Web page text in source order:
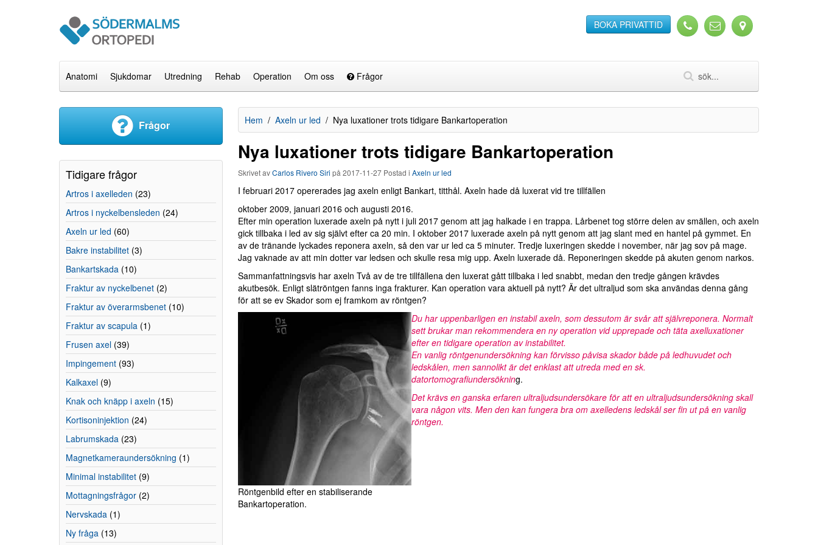
BOKA PRIVATTID
Anatomi Sjukdomar Utredning Rehab Operation Om oss Frågor
Hem Axeln ur led Nya luxationer trots tidigare Bankartoperation
Nya luxationer trots tidigare Bankartoperation
Skrivet avCarlos Rivero Siri på 2017-11-27Postad i Axeln ur led
I februari 2017 opererades jag axeln enligt Bankart, titthål. Axeln hade då luxerat vid tre tillfällen
oktober 2009, januari 2016 och augusti 2016.
Efter min operation luxerade axeln på nytt i juli 2017 genom att jag halkade i en trappa. Lårbenet tog större delen av smällen, och axeln
gick tillbaka i led av sig självt efter ca 20 min. I oktober 2017 luxerade axeln på nytt genom att jag slant med en hantel på gymmet. En
av de tränande lyckades reponera axeln, så den var ur led ca 5 minuter. Tredje luxeringen skedde i november, när jag sov på mage.
Jag vaknade av att min dotter var ledsen och skulle resa mig upp. Axeln luxerade då. Reponeringen skedde på akuten genom narkos.
Sammanfattningsvis har axeln Två av de tre tillfällena den luxerat gått tillbaka i led snabbt, medan den tredje gången krävdes
akutbesök. Enligt slätröntgen fanns inga frakturer. Kan operation vara aktuell på nytt? Är det ultraljud som ska användas denna gång
för att se ev Skador som ej framkom av röntgen?
Röntgenbild efter en stabiliserande
Bankartoperation.
Du har uppenbarligen en instabil axeln, som dessutom är svår att självreponera. Normalt
sett brukar man rekommendera en ny operation vid upprepade och täta axelluxationer
efter en tidigare operation av instabilitet.
En vanlig röntgenundersökning kan förvisso påvisa skador både på ledhuvudet och
ledskålen, men sannolikt är det enklast att utreda med en sk.
datortomografiundersökning.
Det krävs en ganska erfaren ultraljudsundersökare för att en ultraljudsundersökning skall
vara någon vits. Men den kan fungera bra om axelledens ledskål ser fin ut på en vanlig
röntgen.
Frågor
Tidigare frågor
Artros i axelleden (23)
Artros i nyckelbensleden (24)
Axeln ur led (60)
Bakre instabilitet (3)
Bankartskada (10)
Fraktur av nyckelbenet (2)
Fraktur av överarmsbenet (10)
Fraktur av scapula (1)
Frusen axel (39)
Impingement (93)
Kalkaxel (9)
Knak och knäpp i axeln (15)
Kortisoninjektion (24)
Labrumskada (23)
Magnetkameraundersökning (1)
Minimal instabilitet (9)
Mottagningsfrågor (2)
Nervskada (1)
Ny fråga (13)